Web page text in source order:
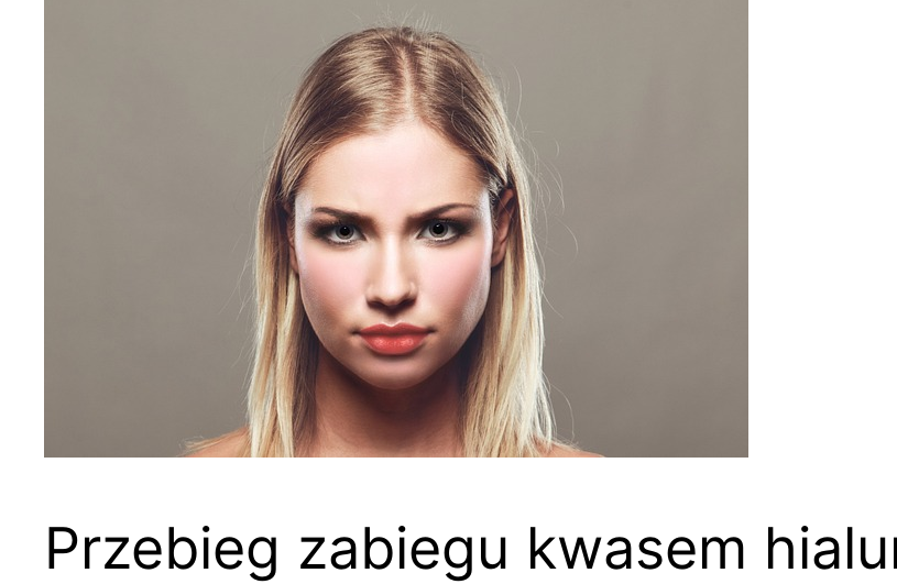
Przebieg zabiegu kwasem